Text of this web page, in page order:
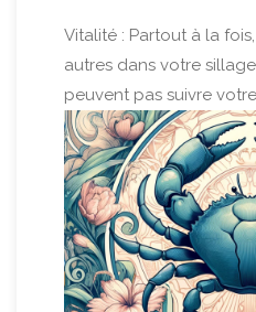
Vitalité : Partout à la
autres dans votre
peuvent pas suivre